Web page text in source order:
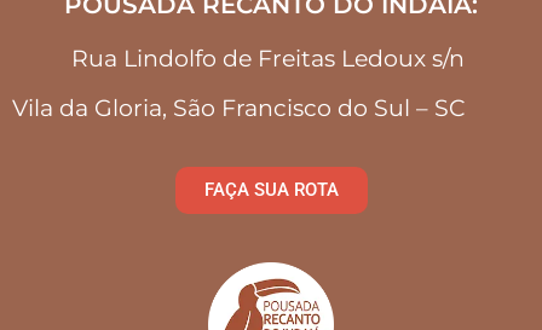
Rua Lindolfo de Freitas Ledoux s/n
Vila da Gloria, São Francisco do Sul – SC
FAÇA SUA ROTA